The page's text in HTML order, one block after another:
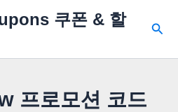
쿠폰 & 할
검
프로모션 코드